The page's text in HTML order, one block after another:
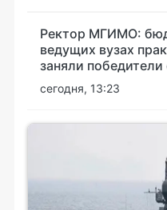
Ректор МГИМО:
ведущих вузах
заняли
сегодня, 13:23